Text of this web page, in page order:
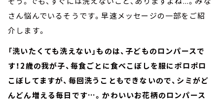
さん悩んでいるそうです。早速メッセージの一部をご紹
介します。
「洗いたくても洗えない」ものは、子どものロンパースで
す！2歳の我が子、毎食ごとに食べこぼしを服にポロポロ
こぼしてますが、毎回洗うこともできないので、シミがど
んどん増える毎日です…。かわいいお花柄のロンパース